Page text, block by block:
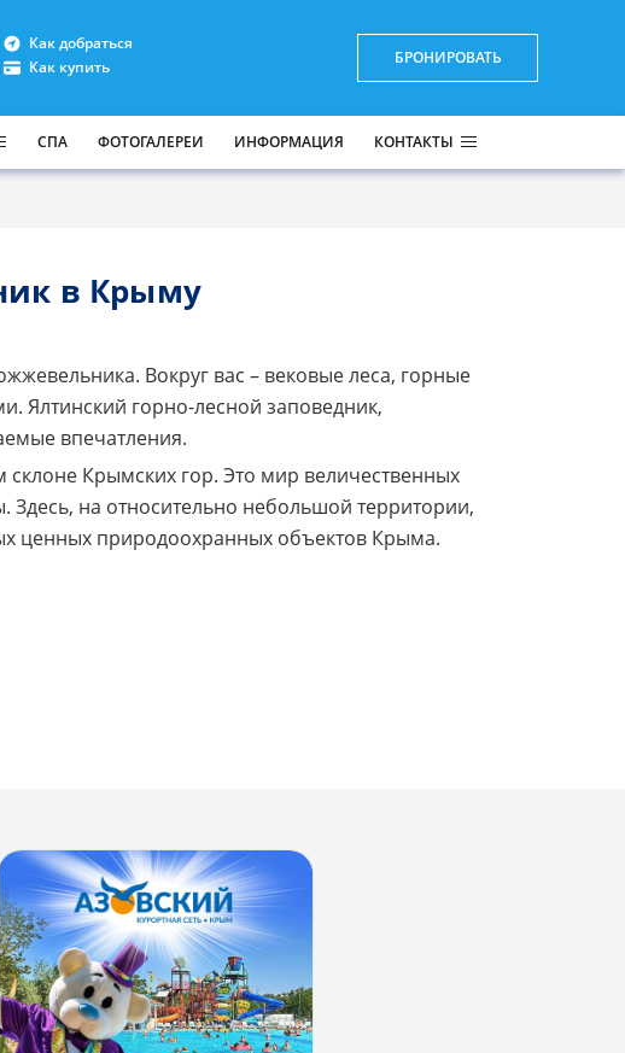
Как добраться
Как купить
БРОНИРОВАТЬ
СПА ФОТОГАЛЕРЕИ ИНФОРМАЦИЯ КОНТАКТЫ
в Крыму
Вокруг вас – вековые леса, горные
Ялтинский горно-лесной заповедник,
впечатления.
Крымских гор. Это мир величественных
Здесь, на относительно небольшой территории,
ценных природоохранных объектов Крыма.